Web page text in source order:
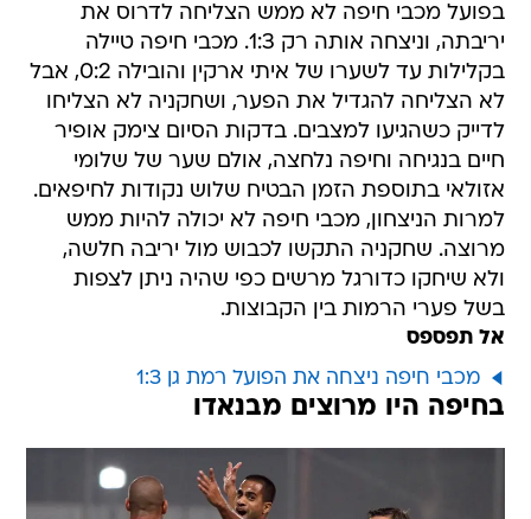
בפועל מכבי חיפה לא ממש הצליחה לדרוס את
יריבתה, וניצחה אותה רק 1:3. מכבי חיפה טיילה
בקלילות עד לשערו של איתי ארקין והובילה 0:2, אבל
לא הצליחה להגדיל את הפער, ושחקניה לא הצליחו
לדייק כשהגיעו למצבים. בדקות הסיום צימק אופיר
חיים בנגיחה וחיפה נלחצה, אולם שער של שלומי
אזולאי בתוספת הזמן הבטיח שלוש נקודות לחיפאים.
למרות הניצחון, מכבי חיפה לא יכולה להיות ממש
מרוצה. שחקניה התקשו לכבוש מול יריבה חלשה,
ולא שיחקו כדורגל מרשים כפי שהיה ניתן לצפות
בשל פערי הרמות בין הקבוצות.
אל תפספס
מכבי חיפה ניצחה את הפועל רמת גן 1:3
בחיפה היו מרוצים מבנאדו